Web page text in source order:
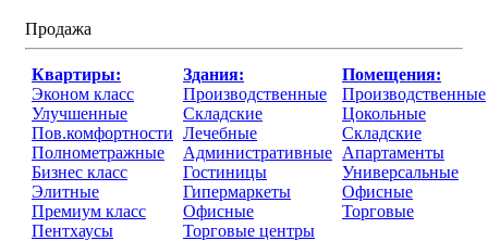
Продажа
Квартиры:
Эконом класс
Улучшенные
Пов.комфортности
Полнометражные
Бизнес класс
Элитные
Премиум класс
Пентхаусы
Здания:
Производственные
Складские
Лечебные
Административные
Гостиницы
Гипермаркеты
Офисные
Торговые центры
Помещения:
Производственные
Цокольные
Складские
Апартаменты
Универсальные
Офисные
Торговые